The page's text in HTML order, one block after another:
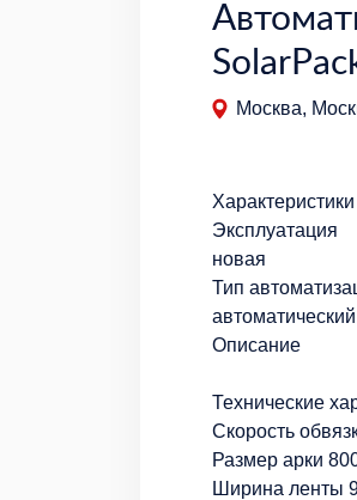
Москва,
Характеристики
Эксплуатация
новая
Тип
автоматический
Описание
Технические
Скорость
Размер арки
Ширина ленты